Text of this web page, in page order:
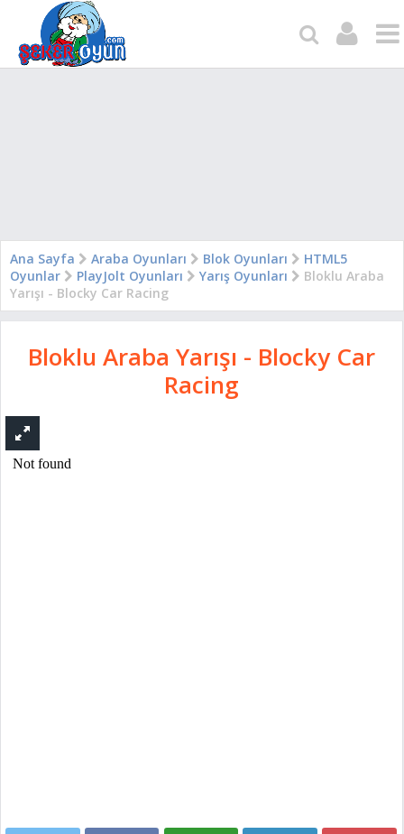
Ana Sayfa Araba Oyunları Blok Oyunları
HTML5
Oyunlar
PlayJolt Oyunları Yarış Oyunları
Bloklu Araba
Yarışı - Blocky Car Racing
Bloklu Araba Yarışı - Blocky Car
Racing